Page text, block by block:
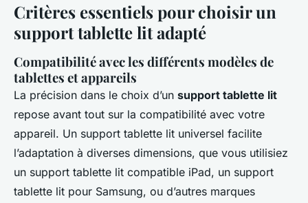
Critères essentiels pour choisir un
support tablette lit adapté
Compatibilité avec les différents modèles de
tablettes et appareils
La précision dans le choix d’un support tablette lit
repose avant tout sur la compatibilité avec votre
appareil. Un support tablette lit universel facilite
l’adaptation à diverses dimensions, que vous utilisiez
un support tablette lit compatible iPad, un support
tablette lit pour Samsung, ou d’autres marques